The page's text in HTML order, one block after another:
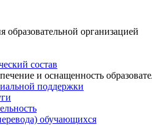
образовательной организацией
состав
и оснащенность
поддержки
обучающихся